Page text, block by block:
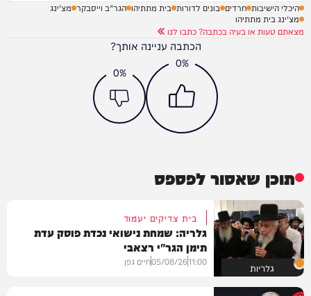
היכלי הישיבות חרדים בונים לדורות בית מתתיהו הגר"ב וייסבקר מצ'ינג
מצ'ינג בית מתתיהו
מצאתם טעות או בעיה בכתבה? כתבו לנו
הכתבה עניינה אותך?
0%
0%
תוכן שאסור לפספס
גלריות
בית צדיקים יעמוד
גלריה: שמחת נישואי נכדת פוסק עדת
תימן הגר"י רצאבי
11:00
05/08/26חיים גפן